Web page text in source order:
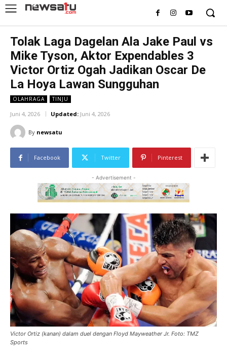
Tolak Laga Dagelan Ala Jake Paul vs
Mike Tyson, Aktor Expendables 3
Victor Ortiz Ogah Jadikan Oscar De
La Hoya Lawan Sungguhan
OLAHRAGA TINJU
Juni 4, 2026 Updated: Juni 4, 2026
By newsatu
Facebook Twitter Pinterest
- Advertisement -
Victor Ortiz (kanan) dalam duel dengan Floyd Mayweather Jr. Foto: TMZ
Sports